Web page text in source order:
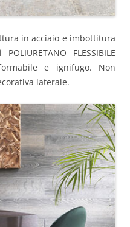
in acciaio e imbottitura
FLESSIBILE
e ignifugo. Non
laterale.